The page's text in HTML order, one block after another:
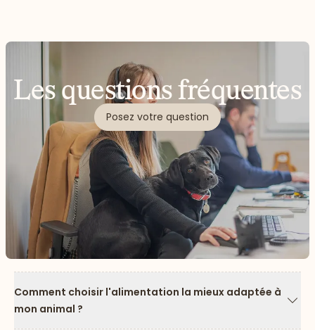
Les questions fréquentes
Posez votre question
Comment choisir l'alimentation la mieux adaptée à
mon animal ?